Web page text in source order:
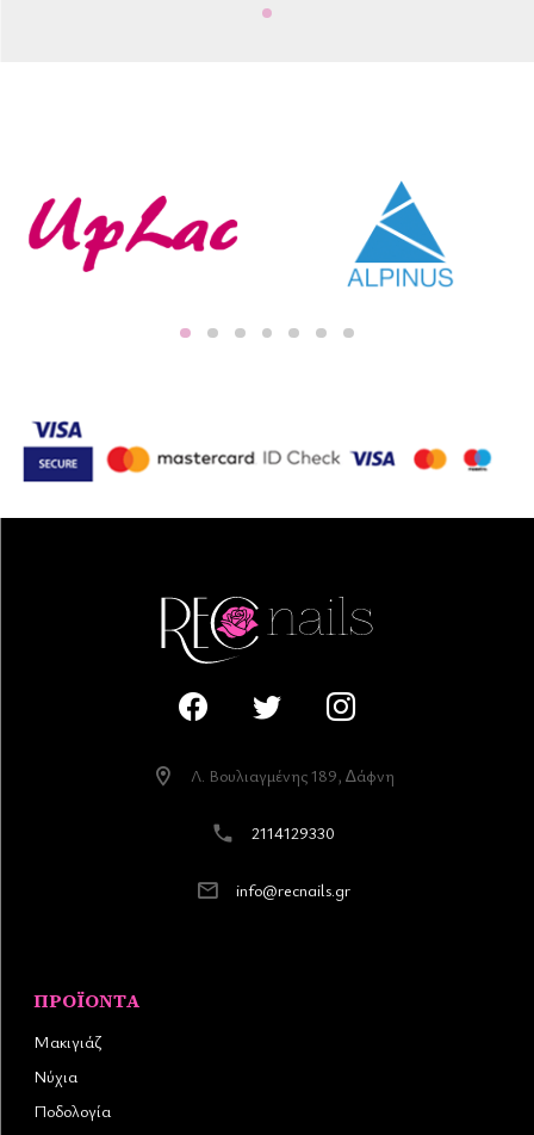
Λ. Βουλιαγµένης 189, ∆άφνη
2114129330
info@recnails.gr
ΠΡΟΪΌΝΤΑ
Μακιγιάζ
Νύχια
Ποδολογία